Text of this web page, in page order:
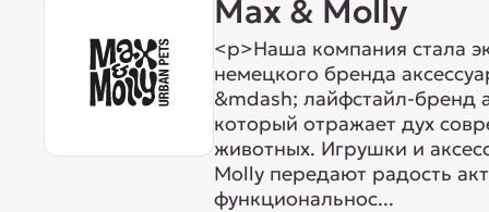
Max & Molly
<p>Наша компания стала
немецкого бренда
&mdash; лайфстайл-бренд
который отражает дух
животных. Игрушки и
Molly передают радость
функциональнос...